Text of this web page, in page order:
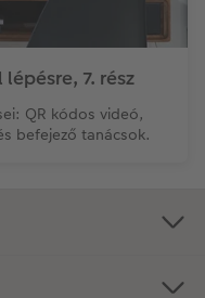
7. rész
QR kódos videó,
befejező tanácsok.